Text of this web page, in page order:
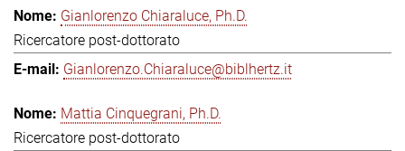
Gianlorenzo Chiaraluce, Ph.D.
Ricercatore post-dottorato
Gianlorenzo.Chiaraluce@biblhertz.it
Mattia Cinquegrani, Ph.D.
Ricercatore post-dottorato